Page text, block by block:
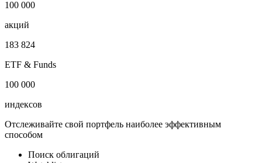
100 000
акций
183 824
ETF & Funds
100 000
индексов
Отслеживайте свой портфель наиболее эффективным
способом
Поиск облигаций